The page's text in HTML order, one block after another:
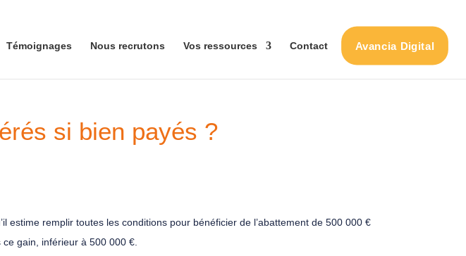
Témoignages Nous recrutons Vos ressources Contact Avancia Digital
si bien payés ?
estime remplir toutes les conditions pour bénéficier de l’abattement de 500 000 €
gain, inférieur à 500 000 €.